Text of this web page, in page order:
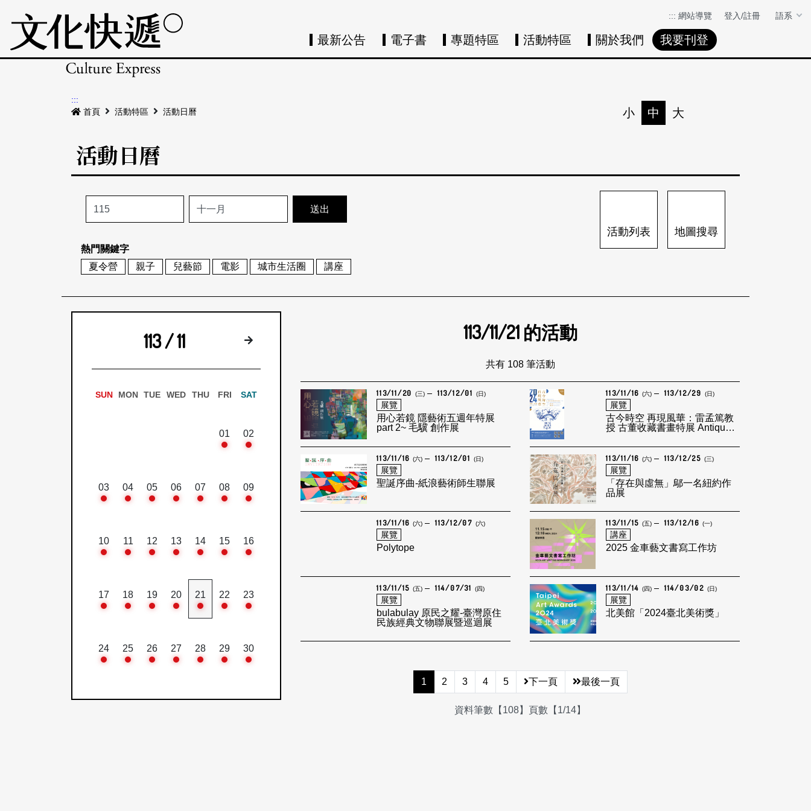
::: 網站導覽 登入/註冊 語系
最新公告 電子書 專題特區 活動特區 關於我們 我要刊登
:::
首頁
活動特區 活動日曆 小 中 大
活動日曆
熱門關鍵字
夏令營
親子 兒藝節 電影 城市生活圈 講座
活動列表 地圖搜尋
113 / 11 下個月
SUN MON TUE WED THU FRI SAT
01 02
03 04 05 06 07 08 09
10 11 12 13 14 15 16
17 18 19 20 21 22 23
24 25 26 27 28 29 30
113/11/21 的活動
共有 108 筆活動
113/11/20 (三) 113/12/01 (日)
展覽
用心若鏡 隱藝術五週年特展
part 2~ 毛驥 創作展
113/11/16 (六) 113/12/29 (日)
展覽
古今時空 再現風華：雷孟篤教
授 古董收藏書畫特展 Antique
Alvarez: Chinese Fine Line
Painting & Calligraphy
113/11/16 (六) 113/12/01 (日)
展覽
聖誕序曲-紙浪藝術師生聯展
113/11/16 (六) 113/12/25 (三)
展覽
「存在與虛無」鄔一名紐約作
品展
113/11/16 (六) 113/12/07 (六)
展覽
Polytope
113/11/15 (五) 113/12/16 (一)
講座
2025 金車藝文書寫工作坊
113/11/15 (五) 114/07/31 (四)
展覽
bulabulay 原民之耀-臺灣原住
民族經典文物聯展暨巡迴展
113/11/14 (四) 114/03/02 (日)
展覽
北美館「2024臺北美術獎」
1 2 3 4 5 下一頁 最後一頁
資料筆數【108】頁數【1/14】